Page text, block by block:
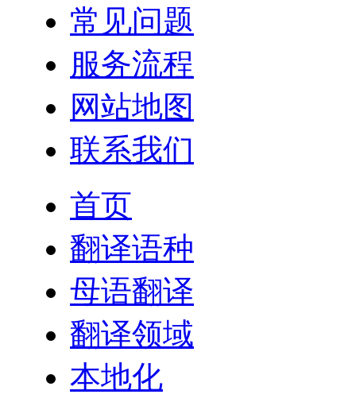
常见问题
服务流程
网站地图
联系我们
首页
翻译语种
母语翻译
翻译领域
本地化